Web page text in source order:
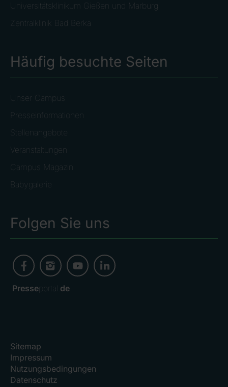
Universitätsklinikum Gießen und Marburg
Zentralklinik Bad Berka
Häufig besuchte Seiten
Unser Campus
Presseinformationen
Stellenangebote
Veranstaltungen
Campus Magazin
Babygalerie
Folgen Sie uns
Presseportal. de
Sitemap
Impressum
Nutzungsbedingungen
Datenschutz